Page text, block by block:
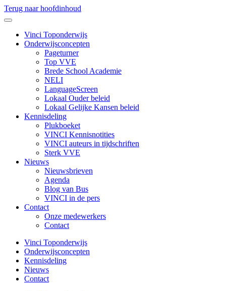
Terug naar hoofdinhoud
Vinci Toponderwijs
Onderwijsconcepten
Pageturner
Top VVE
Brede School Academie
NELI
LanguageScreen
Lokaal Ouder beleid
Lokaal Gelijke Kansen beleid
Kennisdeling
Plukboeket
VINCI Kennisnotities
VINCI auteurs in tijdschriften
Sterk VVE
Nieuws
Nieuwsbrieven
Agenda
Blog van Bus
VINCI in de pers
Contact
Onze medewerkers
Contact
Vinci Toponderwijs
Onderwijsconcepten
Kennisdeling
Nieuws
Contact